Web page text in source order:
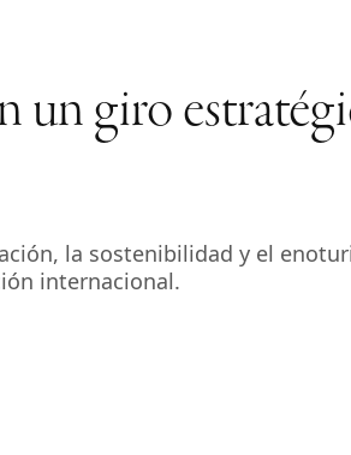
un giro
la sostenibilidad y el
internacional.